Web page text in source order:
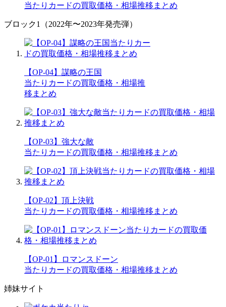
当たりカードの買取価格・相場推移まとめ
ブロック1（2022年〜2023年発売弾）
【OP-04】謀略の王国
当たりカードの買取価格・相場推
移まとめ
【OP-03】強大な敵
当たりカードの買取価格・相場推移まとめ
【OP-02】頂上決戦
当たりカードの買取価格・相場推移まとめ
【OP-01】ロマンスドーン
当たりカードの買取価格・相場推移まとめ
姉妹サイト